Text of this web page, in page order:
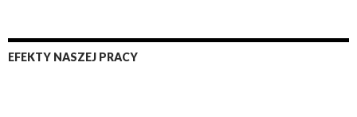
EFEKTY NASZEJ PRACY